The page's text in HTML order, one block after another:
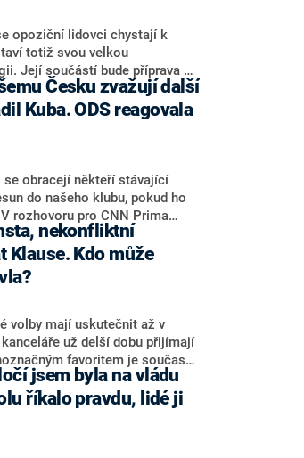
opoziční lidovci chystají k
totiž svou velkou
Její součástí bude příprava na
ve středu na setkání s novináři
Jan Grolich. Ten zároveň v
ve Vyškově. Popsal i
strany nebo političtí
o slabé a v defenzivě. „Je to
na chyby vlády. Ministři s
debat. Chceme ale ukazovat
Grolich na dotaz CNN Prima
Kuba. ODS reagovala
se obracejí někteří stávající
do našeho klubu, pokud ho
rozhovoru pro CNN Prima
hnutí a jihočeský hejtman
nebyl, ale získat by takto mohl
Hrabu, který je dnes
09. Hraba to na dotaz
klubu senátorů ODS
řekl, že počítá s odchodem
a že Naše Česko není
Klause. Kdo může
volby mají uskutečnit až v
už delší dobu přijímají
favoritem je současná
Daleko za ním pak bookmakeři
ANO, tedy premiéra
průmyslu Karla Havlíčka.
sázkařů je poslanec za
Jan Kubáček nicméně
jsem byla na vládu
říkalo pravdu, lidé ji